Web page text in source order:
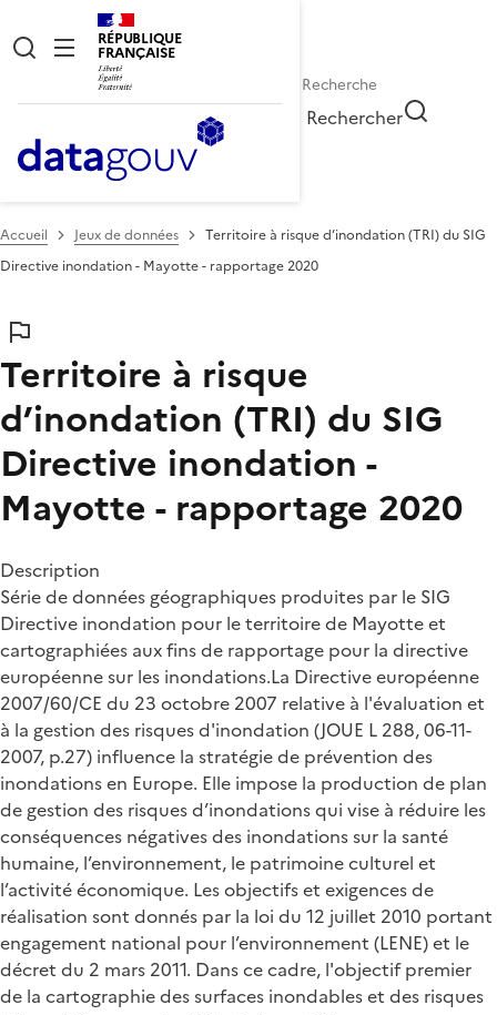
RÉPUBLIQUE
FRANÇAISE
Rechercher
Accueil Jeux de données
Territoire à risque d’inondation (TRI) du SIG
Directive inondation - Mayotte - rapportage 2020
Territoire à risque
d’inondation (TRI) du SIG
Directive inondation -
Mayotte - rapportage 2020
Description
Série de données géographiques produites par le SIG
Directive inondation pour le territoire de Mayotte et
cartographiées aux fins de rapportage pour la directive
européenne sur les inondations.La Directive européenne
2007/60/CE du 23 octobre 2007 relative à l'évaluation et
à la gestion des risques d'inondation (JOUE L 288, 06-11-
2007, p.27) influence la stratégie de prévention des
inondations en Europe. Elle impose la production de plan
de gestion des risques d’inondations qui vise à réduire les
conséquences négatives des inondations sur la santé
humaine, l’environnement, le patrimoine culturel et
l’activité économique. Les objectifs et exigences de
réalisation sont donnés par la loi du 12 juillet 2010 portant
engagement national pour l’environnement (LENE) et le
décret du 2 mars 2011. Dans ce cadre, l'objectif premier
de la cartographie des surfaces inondables et des risques